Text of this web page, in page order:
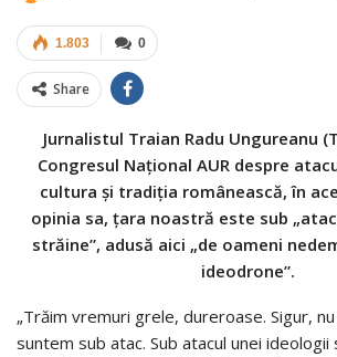
0
1.803
Share
Jurnalistul Traian Radu Ungureanu
Congresul Național AUR despre
cultura și tradiția românească, în
opinia sa, țara noastră este sub
străine”, adusă aici „de oameni
ideodrone”.
„Trăim vremuri grele, dureroase. Sigur,
suntem sub atac. Sub atacul unei ideologii